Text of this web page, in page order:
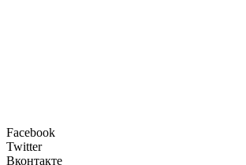
Facebook
Twitter
Вконтакте